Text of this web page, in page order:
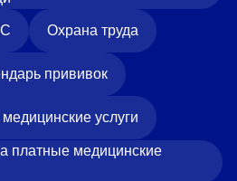
Охрана труда
прививок
услуги
платные медицинские